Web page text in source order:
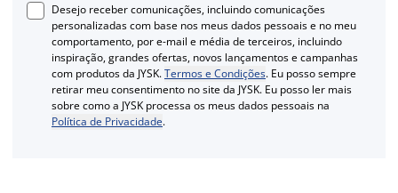
Desejo receber comunicações, incluindo comunicações
personalizadas com base nos meus dados pessoais e no meu
comportamento, por e-mail e média de terceiros, incluindo
inspiração, grandes ofertas, novos lançamentos e campanhas
com produtos da JYSK.Termos e Condições. Eu posso sempre
retirar meu consentimento no site da JYSK. Eu posso ler mais
sobre como a JYSK processa os meus dados pessoais na
Política de Privacidade.